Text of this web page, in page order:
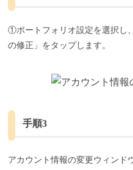
①ポートフォリオ設定を選択し
の修正」をタップします。
手順3
アカウント情報の変更ウィンド